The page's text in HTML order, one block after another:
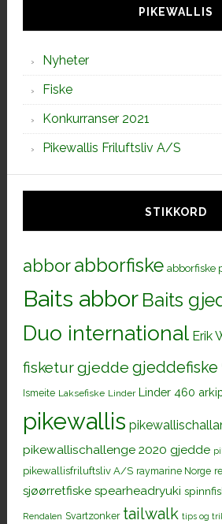
PIKEWALLIS
Nyheter
Fiske
Konkurranser 2021
Pikewallis Friluftsliv A/S
STIKKORD
abborabborfiske abborfiske
Baits abbor Baits
Duo international Erik
fisketurgjedde gjeddefiske
Ismeite Laksefiske Linder Linder 460
pikewallis
pikewallischallenge 2020 gjedde
pikewallisfriluftsliv A/S raymarine Norge
sjøørretfiske spearheadryuki
Rendalen Svartzonker tailwalk tips og